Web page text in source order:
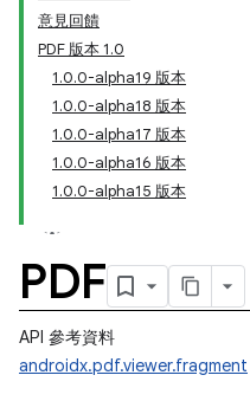
意見回饋
PDF 版本 1.0
1.0.0-alpha19 版本
1.0.0-alpha18 版本
1.0.0-alpha17 版本
1.0.0-alpha16 版本
1.0.0-alpha15 版本
PDF
API 參考資料
androidx.pdf.viewer.fragment